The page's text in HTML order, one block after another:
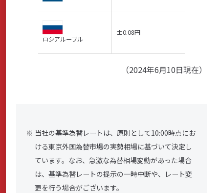
ロシアルーブル
±0.08円
（2024年6月10日現在）
当社の基準為替レートは、原則として10:00時点にお
ける東京外国為替市場の実勢相場に基づいて決定し
ています。なお、急激な為替相場変動があった場合
は、基準為替レートの提示の一時中断や、レート変
更を行う場合がございます。